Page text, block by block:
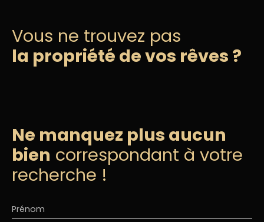
Vous ne trouvez pas
la propriété de vos rêves ?
Ne manquez plus aucun
bien correspondant à votre
recherche !
Prénom